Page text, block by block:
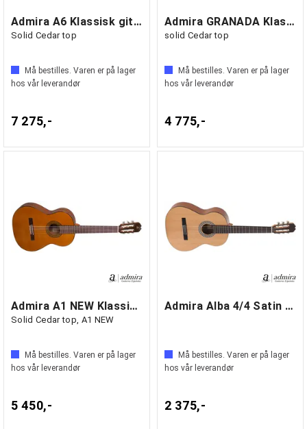
Admira A6 Klassisk gitar
Solid Cedar top
Må bestilles. Varen er på lager
hos vår leverandør
7 275,-
Admira GRANADA Klassisk gitar,
solid Cedar top
Må bestilles. Varen er på lager
hos vår leverandør
4 775,-
Admira A1 NEW Klassisk gitar
Solid Cedar top, A1 NEW
Må bestilles. Varen er på lager
hos vår leverandør
5 450,-
Admira Alba 4/4 Satin Klassisk gitar
Må bestilles. Varen er på lager
hos vår leverandør
2 375,-